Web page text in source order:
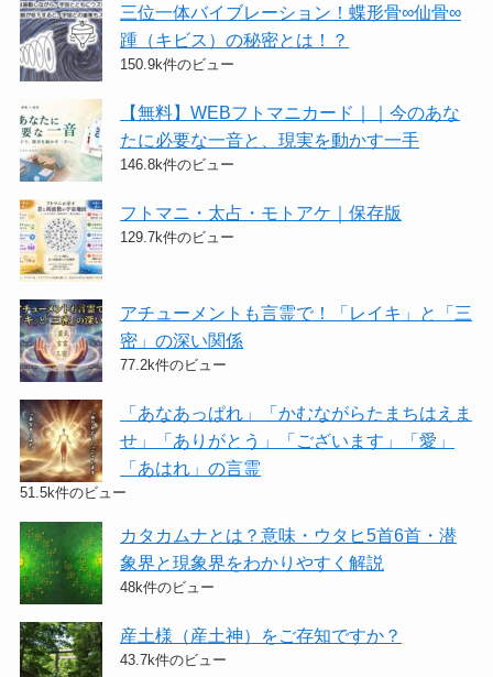
三位一体バイブレーション！蝶形骨∞仙骨∞
踵（キビス）の秘密とは！？
150.9k件のビュー
【無料】WEBフトマニカード｜｜今のあな
たに必要な一音と、現実を動かす一手
146.8k件のビュー
フトマニ・太占・モトアケ｜保存版
129.7k件のビュー
アチューメントも言霊で！「レイキ」と「三
密」の深い関係
77.2k件のビュー
「あなあっぱれ」「かむながらたまちはえま
せ」「ありがとう」「ございます」「愛」
「あはれ」の言霊
51.5k件のビュー
カタカムナとは？意味・ウタヒ5首6首・潜
象界と現象界をわかりやすく解説
48k件のビュー
産土様（産土神）をご存知ですか？
43.7k件のビュー